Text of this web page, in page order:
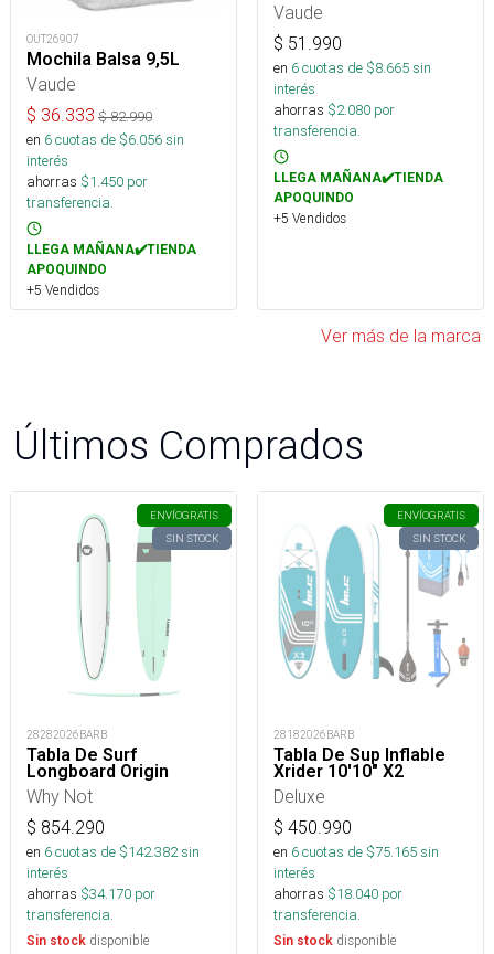
OUT26907
Mochila Balsa 9,5L
Vaude
$ 36.333 $82.990
en 6cuotas de $6.056sin
interés
ahorras $1.450 por
transferencia.
LLEGA MAÑANA✔️TIENDA
APOQUINDO
+5 Vendidos
Vaude
$ 51.990
en 6cuotas de $8.665sin
interés
ahorras $2.080 por
transferencia.
LLEGA MAÑANA✔️TIENDA
APOQUINDO
+5 Vendidos
Ver más de la marca
Últimos Comprados
ENVÍOGRATIS
SIN STOCK
28282026BARB
Tabla De Surf
Longboard Origin
Why Not
$ 854.290
en 6cuotas de $142.382sin
interés
ahorras $34.170 por
transferencia.
Sin stock disponible
ENVÍOGRATIS
SIN STOCK
28182026BARB
Tabla De Sup Inflable
Xrider 10'10" X2
Deluxe
$ 450.990
en 6cuotas de $75.165sin
interés
ahorras $18.040 por
transferencia.
Sin stock disponible